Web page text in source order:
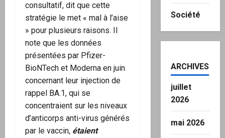
consultatif, dit que cette
stratégie le met « mal à l’aise
» pour plusieurs raisons. Il
note que les données
présentées par Pfizer-
BioNTech et Moderna en juin
concernant leur injection de
rappel BA.1, qui se
concentraient sur les niveaux
d’anticorps anti-virus générés
par le vaccin, étaient
Société
ARCHIVES
juillet
2026
mai 2026